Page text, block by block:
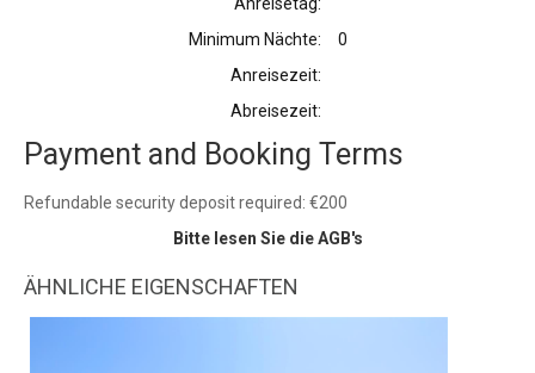
Minimum Nächte:
0
Anreisezeit:
Abreisezeit:
Payment and Booking Terms
Refundable security deposit required: €200
Bitte lesen Sie die AGB's
ÄHNLICHE EIGENSCHAFTEN